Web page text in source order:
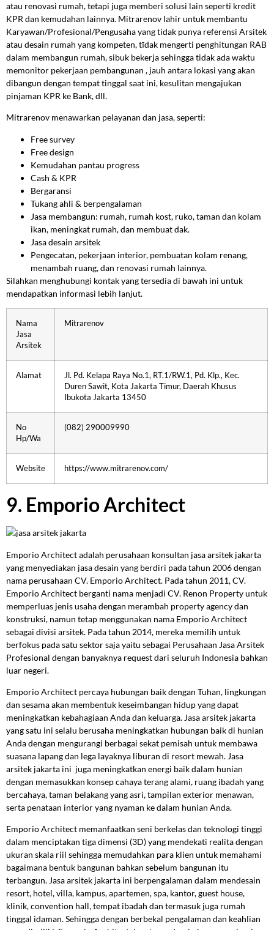
atau renovasi rumah, tetapi juga memberi solusi lain seperti kredit
KPR dan kemudahan lainnya. Mitrarenov lahir untuk membantu
Karyawan/Profesional/Pengusaha yang tidak punya referensi Arsitek
atau desain rumah yang kompeten, tīdak mengerti penghitungan RAB
dalam membangun rumah, sibuk bekerja sehingga tidak ada waktu
memonitor pekerjaan pembangunan , jauh antara lokasi yang akan
dibangun dengan tempat tinggal saat ini, kesulitan mengajukan
pinjaman KPR ke Bank, dll.
Mitrarenov menawarkan pelayanan dan jasa, seperti:
Free survey
Free design
Kemudahan pantau progress
Cash & KPR
Bergaransi
Tukang ahli & berpengalaman
Jasa membangun: rumah, rumah kost, ruko, taman dan kolam
ikan, meningkat rumah, dan membuat dak.
Jasa desain arsitek
Pengecatan, pekerjaan interior, pembuatan kolam renang,
menambah ruang, dan renovasi rumah lainnya.
Silahkan menghubungi kontak yang tersedia di bawah ini untuk
mendapatkan informasi lebih lanjut.
Nama
Jasa
Arsitek
Mitrarenov
Alamat
Jl. Pd. Kelapa Raya No.1, RT.1/RW.1, Pd. Klp., Kec.
Duren Sawit, Kota Jakarta Timur, Daerah Khusus
Ibukota Jakarta 13450
No
Hp/Wa
(082) 290009990
Website https://www.mitrarenov.com/
9. Emporio Architect
Emporio Architect adalah perusahaan konsultan jasa arsitek jakarta
yang menyediakan jasa desain yang berdiri pada tahun 2006 dengan
nama perusahaan CV. Emporio Architect. Pada tahun 2011, CV.
Emporio Architect berganti nama menjadi CV. Renon Property untuk
memperluas jenis usaha dengan merambah property agency dan
konstruksi, namun tetap menggunakan nama Emporio Architect
sebagai divisi arsitek. Pada tahun 2014, mereka memilih untuk
berfokus pada satu sektor saja yaitu sebagai Perusahaan Jasa Arsitek
Profesional dengan banyaknya request dari seluruh Indonesia bahkan
luar negeri.
Emporio Architect percaya hubungan baik dengan Tuhan, lingkungan
dan sesama akan membentuk keseimbangan hidup yang dapat
meningkatkan kebahagiaan Anda dan keluarga. Jasa arsitek jakarta
yang satu ini selalu berusaha meningkatkan hubungan baik di hunian
Anda dengan mengurangi berbagai sekat pemisah untuk membawa
suasana lapang dan lega layaknya liburan di resort mewah. Jasa
arsitek jakarta ini juga meningkatkan energi baik dalam hunian
dengan memasukkan konsep cahaya terang alami, ruang ibadah yang
bercahaya, taman belakang yang asri, tampilan exterior menawan,
serta penataan interior yang nyaman ke dalam hunian Anda.
Emporio Architect memanfaatkan seni berkelas dan teknologi tinggi
dalam menciptakan tiga dimensi (3D) yang mendekati realita dengan
ukuran skala riil sehingga memudahkan para klien untuk memahami
bagaimana bentuk bangunan bahkan sebelum bangunan itu
terbangun. Jasa arsitek jakarta ini berpengalaman dalam mendesain
resort, hotel, villa, kampus, apartemen, spa, kantor, guest house,
klinik, convention hall, tempat ibadah dan termasuk juga rumah
tinggal idaman. Sehingga dengan berbekal pengalaman dan keahlian